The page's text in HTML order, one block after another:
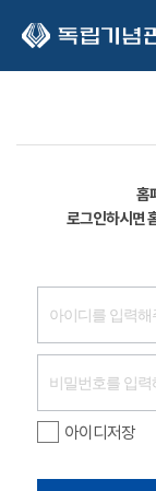
홈
로그인하시면
아이디저장